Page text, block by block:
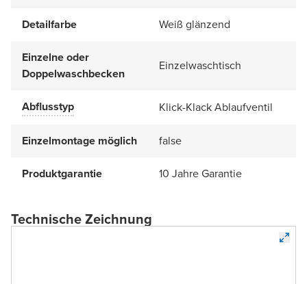
Detailfarbe Weiß glänzend
Einzelne oder
Doppelwaschbecken
Einzelwaschtisch
Abflusstyp Klick-Klack Ablaufventil
Einzelmontage möglich false
Produktgarantie 10 Jahre Garantie
Technische Zeichnung